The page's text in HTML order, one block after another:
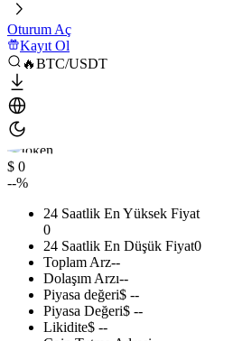
Oturum Aç
Kayıt Ol
🔥BTC/USDT
$ 0
--%
24 Saatlik En Yüksek Fiyat
0
24 Saatlik En Düşük Fiyat0
Toplam Arz--
Dolaşım Arzı--
Piyasa değeri$ --
Piyasa Değeri$ --
Likidite$ --